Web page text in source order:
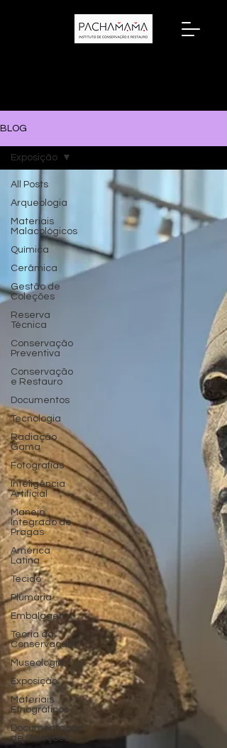
BLOG
All Posts
Arqueologia
Materiais
Malacológicos
Química
Cerâmica
Gestão de
Coleções
Reserva
Técnica
Conservação
Preventiva
Conservação
e Restauro
Documentos
Tecnologia
Radiação
Gama
Fotografias
Inteligência
Artificial
Manejo
Integrado de
Pragas
América
Latina
Tecido
Plumária
Embalagem
Teoria da
Conservação
Museologia
Exposição
Materiais
Etnográficos
Documentação
de Coleções
Exposição